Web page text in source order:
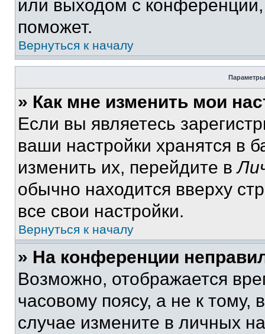
или выходом с
поможет.
Вернуться к началу
Параметры
» Как мне изменить мои
Если вы являетесь
ваши настройки хранятся в
изменить их, перейдите в
обычно находится вверху
все свои настройки.
Вернуться к началу
» На конференции
Возможно, отображается
часовому поясу, а не к тому,
случае измените в личных